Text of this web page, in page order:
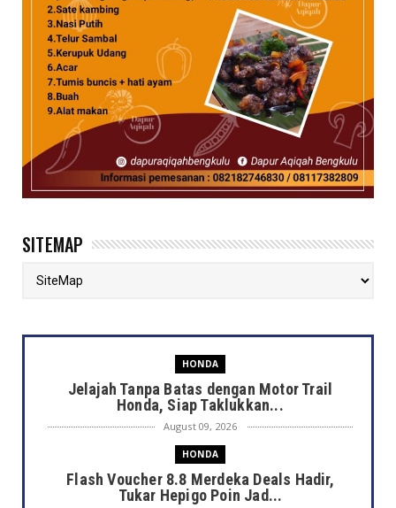
SITEMAP
HONDA
Jelajah Tanpa Batas dengan Motor Trail
Honda, Siap Taklukkan...
August 09, 2026
HONDA
Flash Voucher 8.8 Merdeka Deals Hadir,
Tukar Hepigo Poin Jad...